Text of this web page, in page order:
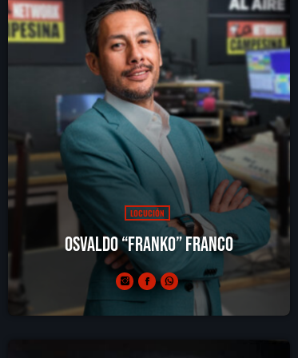
LOCUCIÓN
Osvaldo “Franko” Franco
Franko es un comunicador profesional que le gusta